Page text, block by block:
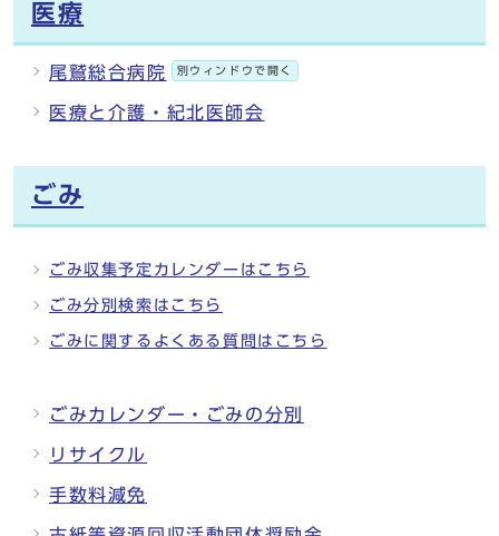
医療
尾鷲総合病院 別ウィンドウで開く
医療と介護・紀北医師会
ごみ
ごみ収集予定カレンダーはこちら
ごみ分別検索はこちら
ごみに関するよくある質問はこちら
ごみカレンダー・ごみの分別
リサイクル
手数料減免